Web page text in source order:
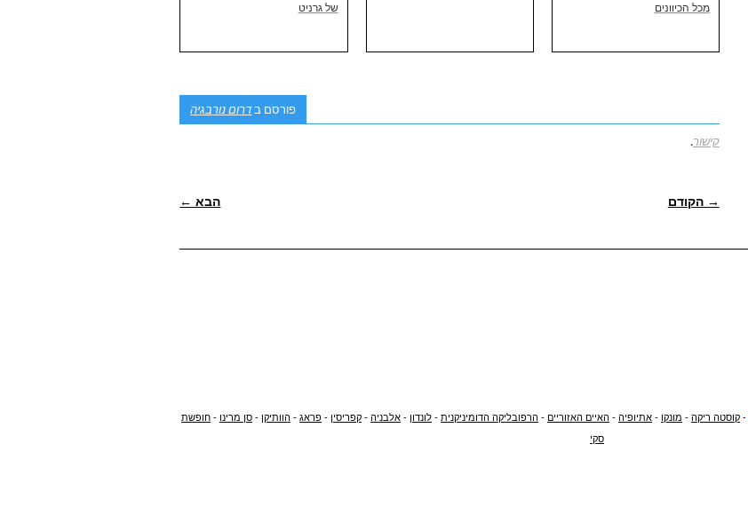
מכל הכיוונים
של גרניט
פורסם בדרום נורבגיה
קישור.
→ הקודם הבא ←
- קוסטה ריקה - מונקו - אתיופיה - האיים האזוריים - הרפובליקה הדומיניקנית - לונדון - אלבניה - קפריסין - פראג - הוותיקן - סן מרינו - חופשת
סקי